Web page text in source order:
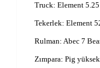
Truck: Element
Tekerlek: Element
Rulman: Abec 7
Zımpara: Pig